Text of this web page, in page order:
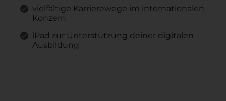
vielfältige Karrierewege im internationalen
Konzern
iPad zur Unterstützung deiner digitalen
Ausbildung